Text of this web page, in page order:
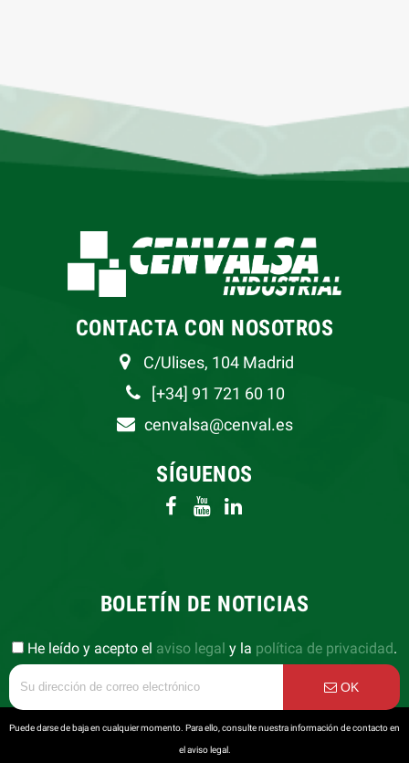
CONTACTA CON NOSOTROS
C/Ulises, 104 Madrid
[+34] 91 721 60 10
cenvalsa@cenval.es
SÍGUENOS
BOLETÍN DE NOTICIAS
He leído y acepto el aviso legal y la política de privacidad.
OK
Puede darse de baja en cualquier momento. Para ello, consulte nuestra información de contacto en
el aviso legal.